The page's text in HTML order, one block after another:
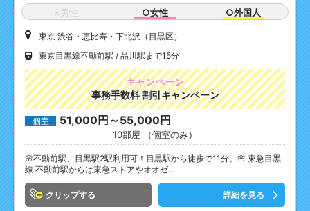
×男性 ○女性 ○外国人
東京 渋谷・恵比寿・下北沢（目黒区）
東京目黒線不動前駅
品川駅まで15分
キャンペーン
事務手数料 割引キャンペーン
個室 51,000円～55,000円
10部屋 （個室のみ）
🌸不動前駅、目黒駅2駅利用可！目黒駅から徒歩で11分。🌸 東急目黒
線 不動前駅からは東急ストアやオオゼ…
クリップ 詳細を見る